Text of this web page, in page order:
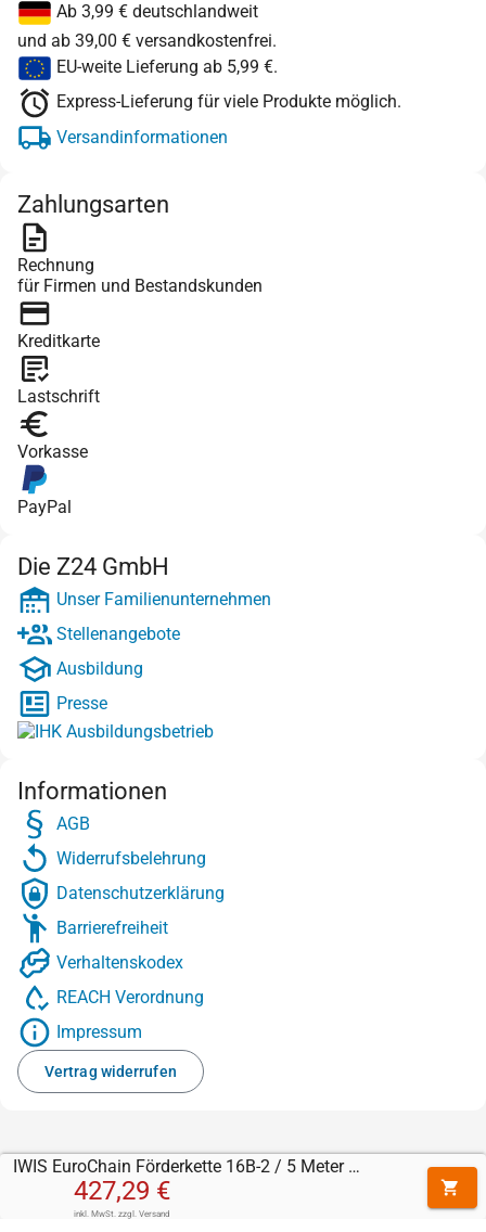
IWIS EuroChain Förderkette 16B-2 / 5 Meter Rolle
427,29 €
inkl. MwSt. zzgl. Versand
Ab 3,99 € deutschlandweit
und ab 39,00 € versandkostenfrei.
EU-weite Lieferung ab 5,99 €.
Express-Lieferung für viele Produkte möglich.
Versandinformationen
Zahlungsarten
Rechnung
für Firmen und Bestandskunden
Kreditkarte
Lastschrift
Vorkasse
PayPal
Die Z24 GmbH
Unser Familienunternehmen
Stellenangebote
Ausbildung
Presse
Informationen
AGB
Widerrufsbelehrung
Datenschutzerklärung
Barrierefreiheit
Verhaltenskodex
REACH Verordnung
Impressum
Vertrag widerrufen